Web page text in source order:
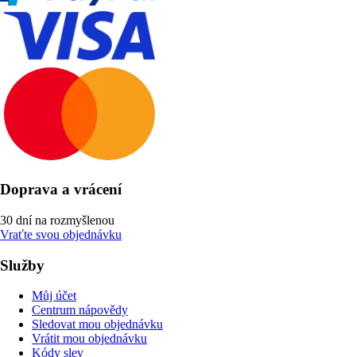
Doprava a vrácení
30 dní na rozmyšlenou
Vraťte svou objednávku
Služby
Můj účet
Centrum nápovědy
Sledovat mou objednávku
Vrátit mou objednávku
Kódy slev